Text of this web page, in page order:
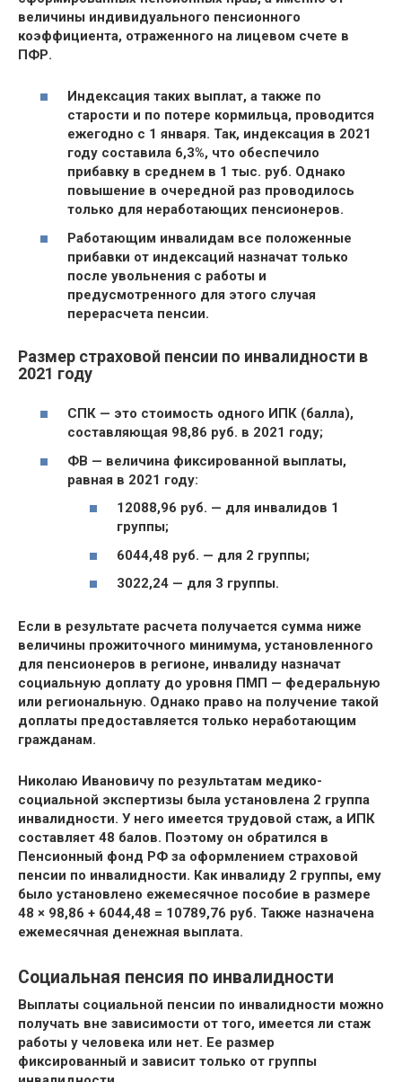
величины индивидуального пенсионного
коэффициента, отраженного на лицевом счете в
ПФР.
Индексация таких выплат, а также по
старости и по потере кормильца, проводится
ежегодно с 1 января. Так, индексация в 2021
году составила 6,3%, что обеспечило
прибавку в среднем в 1 тыс. руб. Однако
повышение в очередной раз проводилось
только для неработающих пенсионеров.
Работающим инвалидам все положенные
прибавки от индексаций назначат только
после увольнения с работы и
предусмотренного для этого случая
перерасчета пенсии.
Размер страховой пенсии по инвалидности в
2021 году
СПК — это стоимость одного ИПК (балла),
составляющая 98,86 руб. в 2021 году;
ФВ — величина фиксированной выплаты,
равная в 2021 году:
12088,96 руб. — для инвалидов 1
группы;
6044,48 руб. — для 2 группы;
3022,24 — для 3 группы.
Если в результате расчета получается сумма ниже
величины прожиточного минимума, установленного
для пенсионеров в регионе, инвалиду назначат
социальную доплату до уровня ПМП — федеральную
или региональную. Однако право на получение такой
доплаты предоставляется только неработающим
гражданам.
Николаю Ивановичу по результатам медико-
социальной экспертизы была установлена 2 группа
инвалидности. У него имеется трудовой стаж, а ИПК
составляет 48 балов. Поэтому он обратился в
Пенсионный фонд РФ за оформлением страховой
пенсии по инвалидности. Как инвалиду 2 группы, ему
было установлено ежемесячное пособие в размере
48 × 98,86 + 6044,48 = 10789,76 руб. Также назначена
ежемесячная денежная выплата.
Социальная пенсия по инвалидности
Выплаты социальной пенсии по инвалидности можно
получать вне зависимости от того, имеется ли стаж
работы у человека или нет. Ее размер
фиксированный и зависит только от группы